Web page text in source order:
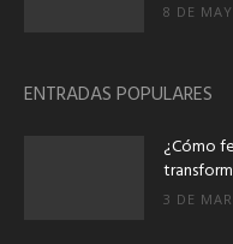
8 DE
ENTRADAS POPULARES
¿Cómo
3 DE